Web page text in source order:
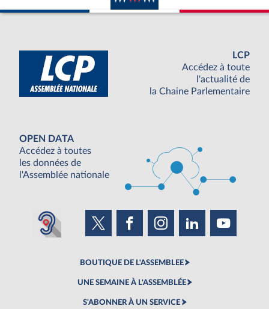
LCP
Accédez à toute
l'actualité de
la Chaine Parlementaire
OPEN DATA
Accédez à toutes
les données de
l'Assemblée nationale
BOUTIQUE DE L'ASSEMBLEE
UNE SEMAINE À L'ASSEMBLÉE
S'ABONNER À UN SERVICE